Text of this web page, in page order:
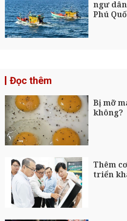
ngư
Phú
Đọc thêm
Bị mỡ
không?
Thêm
triển